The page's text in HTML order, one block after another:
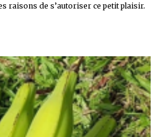
raisons de s’autoriser ce petit plaisir.